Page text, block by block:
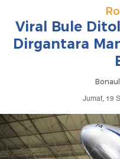
Viral Bule
Dirgantara
Jumat, 19